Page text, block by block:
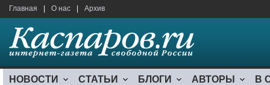
Главная О нас Архив
НОВОСТИ СТАТЬИ БЛОГИ АВТОРЫ В